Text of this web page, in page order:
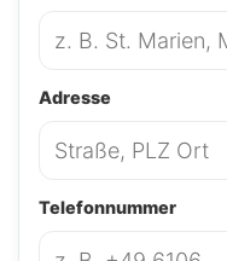
Adresse
Telefonnummer